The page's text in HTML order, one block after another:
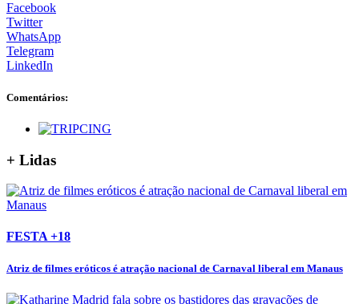
Facebook
Twitter
WhatsApp
Telegram
LinkedIn
Comentários:
+ Lidas
FESTA +18
Atriz de filmes eróticos é atração nacional de Carnaval liberal em Manaus